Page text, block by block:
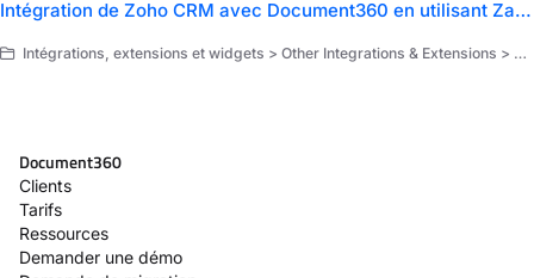
Intégration de Zoho CRM avec Document360 en utilisant Zapier
Intégrations, extensions et widgets > Other Integrations & Extensions > Extensions > Zapier > Use cases of Zapier
Document360
Clients
Tarifs
Ressources
Demander une démo